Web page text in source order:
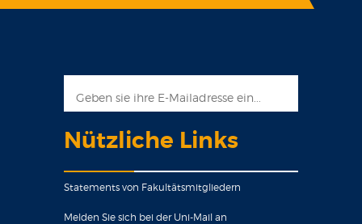
Nützliche Links
Statements von Fakultätsmitgliedern
Melden Sie sich bei der Uni-Mail an